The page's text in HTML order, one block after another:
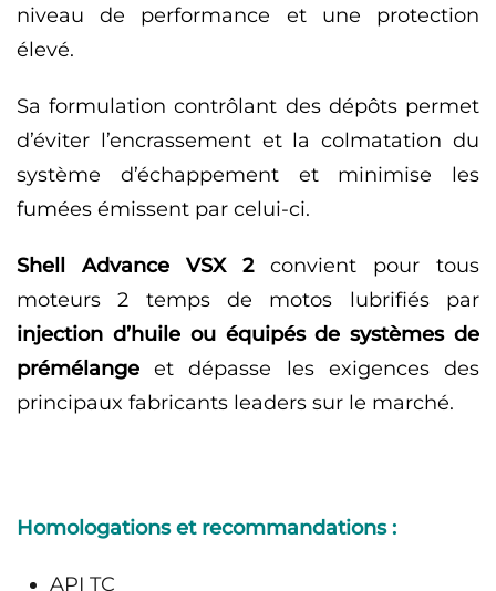
niveau de performance et une protection
élevé.
Sa formulation contrôlant des dépôts permet
d’éviter l’encrassement et la colmatation du
système d’échappement et minimise les
fumées émissent par celui-ci.
Shell Advance VSX 2convient pour tous
moteurs 2 temps de motos lubrifiés par
injection d’huile ou équipés de systèmes de
prémélange et dépasse les exigences des
principaux fabricants leaders sur le marché.
Homologations et recommandations :
API TC